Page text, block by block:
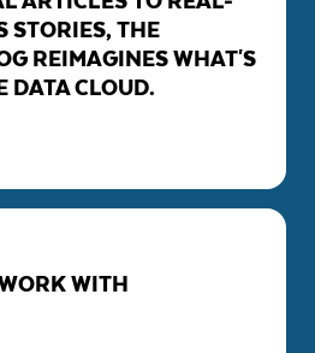
STORIES, THE
REIMAGINES WHAT'S
DATA CLOUD.
WITH